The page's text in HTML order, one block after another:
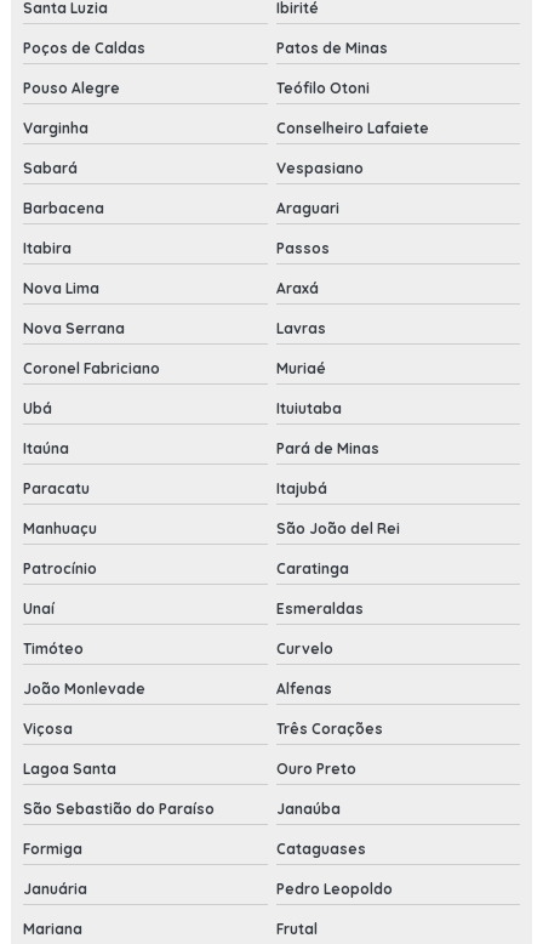
Santa Luzia Ibirité
Poços de Caldas Patos de Minas
Pouso Alegre Teófilo Otoni
Varginha Conselheiro Lafaiete
Sabará Vespasiano
Barbacena Araguari
Itabira Passos
Nova Lima Araxá
Nova Serrana Lavras
Coronel Fabriciano Muriaé
Ubá Ituiutaba
Itaúna Pará de Minas
Paracatu Itajubá
Manhuaçu São João del Rei
Patrocínio Caratinga
Unaí Esmeraldas
Timóteo Curvelo
João Monlevade Alfenas
Viçosa Três Corações
Lagoa Santa Ouro Preto
São Sebastião do Paraíso Janaúba
Formiga Cataguases
Januária Pedro Leopoldo
Mariana Frutal